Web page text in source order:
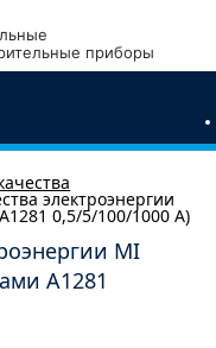
приборы
электроэнергии
0,5/5/100/1000 А)
MI
А1281